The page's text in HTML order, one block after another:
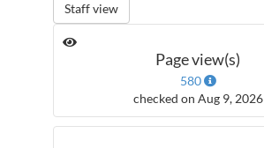
Staff view
Page view(s)
580
checked on Aug 9, 2026